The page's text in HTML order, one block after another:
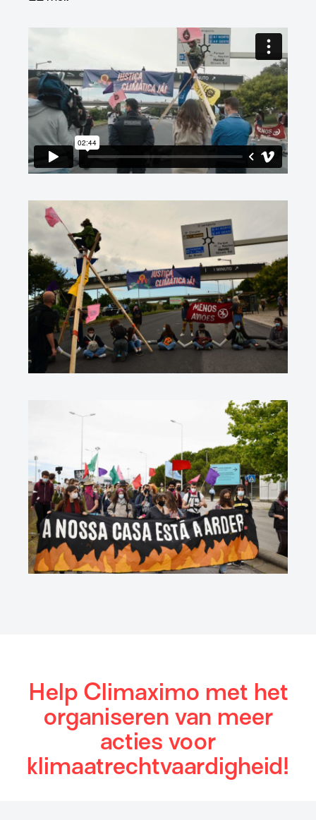
Help Climaximo met het
organiseren van meer
acties voor
klimaatrechtvaardigheid!